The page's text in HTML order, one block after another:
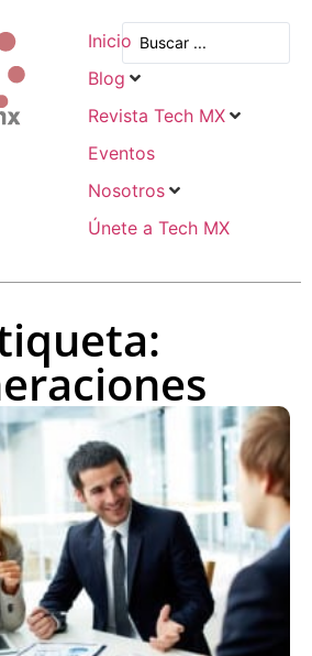
Inicio
Blog
Revista Tech MX
Eventos
Nosotros
Únete a Tech MX